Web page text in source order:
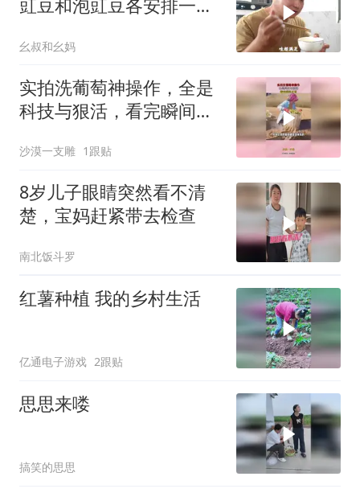
豇豆和泡豇豆各安排一。
幺叔和幺妈
实拍洗葡萄神操作，全是
科技与狠活，看完瞬间反
沙漠一支雕 1跟贴
8岁儿子眼睛突然看不清
楚，宝妈赶紧带去检查
南北饭斗罗
红薯种植 我的乡村生活
亿通电子游戏 2跟贴
思思来喽
搞笑的思思